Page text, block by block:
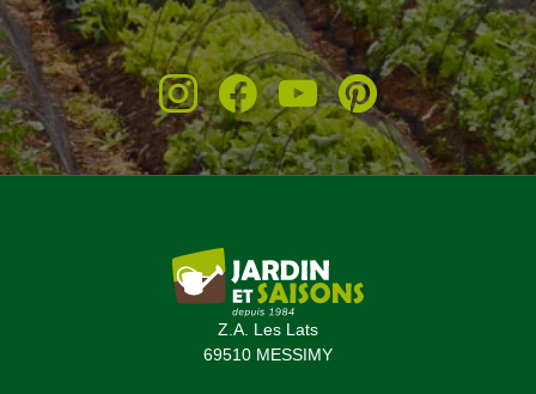
(31 avis)
Z.A. Les Lats
69510 MESSIMY